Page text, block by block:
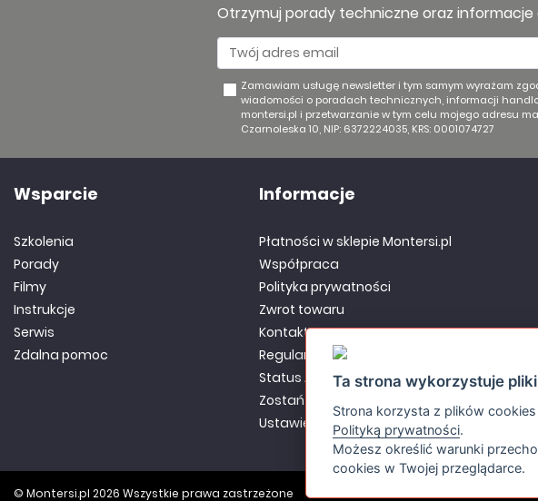
Otrzymuj porady techniczne oraz
Zamawiam usługę newsletter i tym samym wyrażam
wiadomości o poradach technicznych, informacji
montersi.pl i przetwarzanie w tym celu mojego adresu
Czarnoleska 10, NIP: 6372224035, KRS: 0001074727
Wsparcie
Szkolenia
Porady
Filmy
Instrukcje
Serwis
Zdalna pomoc
Informacje
Płatności w sklepie Montersi.pl
Współpraca
Polityka prywatności
Zwrot towaru
Kontakt
Regulamin
Status Aktywnego Partnera
Zostań Partnerem
Ustawienia Cookies
© Montersi.pl 2026 Wszystkie prawa zastrzeżone
Ta strona wykorzystuje
Strona korzysta z plików cookies
Polityką prywatności.
Możesz określić warunki
cookies w Twojej przeglądarce.